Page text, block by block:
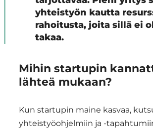
yhteistyön kautta
rahoitusta, joita sillä ei
takaa.
Mihin startupin
lähteä mukaan?
Kun startupin maine kasvaa,
yhteistyöohjelmiin ja -